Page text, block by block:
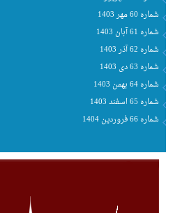
شماره 60 مهر 1403
شماره 61 آبان 1403
شماره 62 آذر 1403
شماره 63 دی 1403
شماره 64 بهمن 1403
شماره 65 اسفند 1403
شماره 66 فروردین 1404